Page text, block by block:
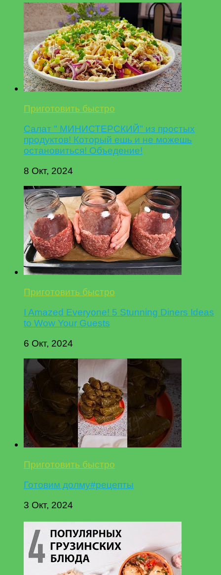
Приготовить быстро
Салат " МИНИСТЕРСКИЙ" из простых
продуктов! Который ешь и не можешь
остановиться! Объедение!
8 Окт, 2024
Приготовить быстро
I Amazed Everyone! 5 Stunning Diners Ideas
to Wow Your Guests
6 Окт, 2024
Приготовить быстро
Готовим долму#рецепты
3 Окт, 2024